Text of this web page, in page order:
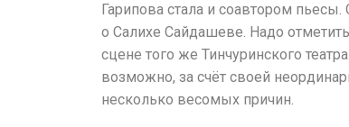
Гарипова стала и соавтором пьесы.
о Салихе Сайдашеве. Надо
сцене того же Тинчуринского
возможно, за счёт своей
несколько весомых причин.